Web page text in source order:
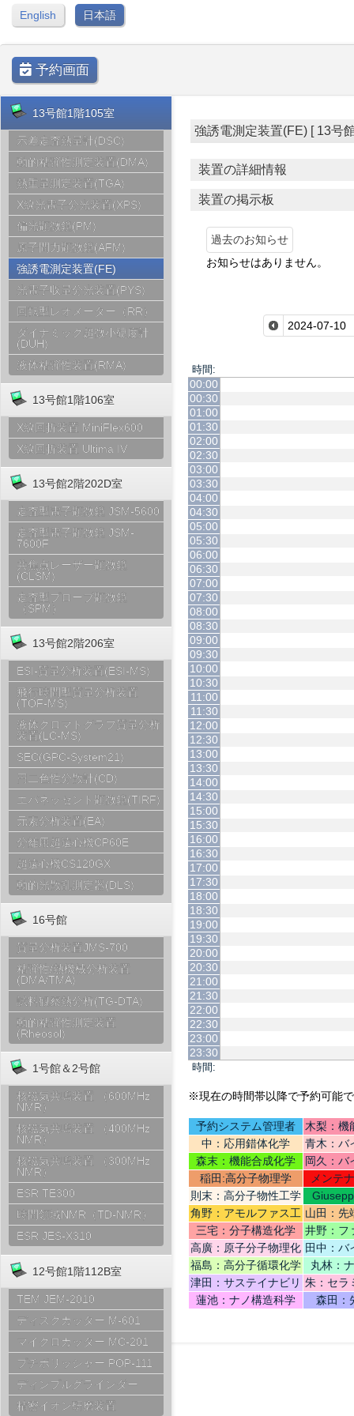
English 日本語
予約画面
13号館1階105室
示差走査熱量計(DSC)
動的粘弾性測定装置(DMA)
熱重量測定装置(TGA)
X線光電子分光装置(XPS)
偏光顕微鏡(PM)
原子間力顕微鏡(AFM)
強誘電測定装置(FE)
光電子収量分光装置(PYS)
回転型レオメーター（RR）
ダイナミック超微小硬度計
(DUH)
液体粘弾性装置(RMA)
13号館1階106室
X線回折装置 MiniFlex600
X線回折装置 Ultima IV
13号館2階202D室
走査型電子顕微鏡 JSM-5600
走査型電子顕微鏡 JSM-
7600F
共焦点レーザー顕微鏡
(CLSM)
走査型プローブ顕微鏡
（SPM）
13号館2階206室
ESI-質量分析装置(ESI-MS)
飛行時間型質量分析装置
(TOF-MS)
液体クロマトグラフ質量分析
装置(LC-MS)
SEC(GPC-System21)
円二色性分散計(CD)
エバネッセント顕微鏡(TIRF)
元素分析装置(EA)
分離用超遠心機CP60E
超遠心機CS120GX
動的光散乱測定器(DLS)
16号館
質量分析装置JMS-700
粘弾性/熱機械分析装置
(DMA/TMA)
試料観察熱分析(TG-DTA)
動的粘弾性測定装置
(Rheosol)
1号館＆2号館
核磁気共鳴装置 （600MHz
NMR）
核磁気共鳴装置 （400MHz
NMR）
核磁気共鳴装置 （300MHz
NMR）
ESR TE300
時間領域NMR（TD-NMR）
ESR JES-X310
12号館1階112B室
TEM JEM-2010
ディスクカッター M-601
マイクロカッター MC-201
プチポリッシャー POP-111
ディンプルグラインダー
精密イオン研磨装置
強誘電測定装置(FE) [ 13号
装置の詳細情報
装置の掲示板
過去のお知らせ
お知らせはありません。
時間:
時間:
00:00
00:30
01:00
01:30
02:00
02:30
03:00
03:30
04:00
04:30
05:00
05:30
06:00
06:30
07:00
07:30
08:00
08:30
09:00
09:30
10:00
10:30
11:00
11:30
12:00
12:30
13:00
13:30
14:00
14:30
15:00
15:30
16:00
16:30
17:00
17:30
18:00
18:30
19:00
19:30
20:00
20:30
21:00
21:30
22:00
22:30
23:00
23:30
※現在の時間帯以降で予約可能
予約システム管理者
木梨：機
中：応用錯体化学
青木：バ
テリ
森末：機能合成化学
岡久：バ
稲田:高分子物理学
メンテ
則末：高分子物性工学
角野：アモルファス工
学
山田：先
機
三宅：分子構造化学
井野：フ
高廣：原子分子物理化
学
田中：バ
福島：高分子循環化学
丸林：
津田：サステイナビリ
ティデザイン
朱：セラ
蓮池：ナノ構造科学
森田：